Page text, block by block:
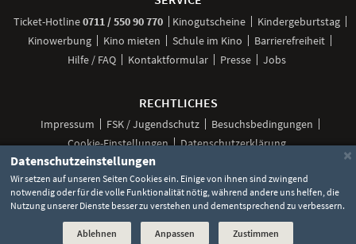
Ticket-Hotline0711 / 550 90 770anrufen
Kinogutscheine
Kindergeburtstag
Kinowerbung
Kino mieten Schule im Kino
Barrierefreiheit
Hilfe / FAQ
Kontaktformular Presse Jobs
RECHTLICHES
Impressum FSK / Jugendschutz
Besuchsbedingungen
Cookie-Einstellungen
Datenschutzerklärung
Social
Unsere
bei
Facebook
Unsere
bei
Instagram
Unsere
TikTok
Unser
bei
YouTube
Unser
bei
WhatsApp
©2026 Lochmann Filmtheaterbetriebe
×
Datenschutzeinstellungen
Wir setzen auf unseren Seiten Cookies ein. Einige von ihnen sind zwingend
notwendig oder für die volle Funktionalität nötig, während andere uns helfen, die
Nutzung unserer Dienste besser zu verstehen und dementsprechend zu verbessern.
Ablehnen Anpassen Zustimmen